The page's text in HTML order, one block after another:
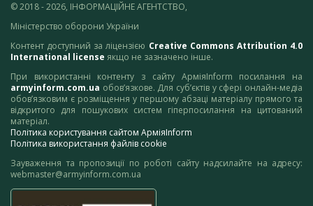
© 2018 - 2026, ІНФОРМАЦІЙНЕ АГЕНТСТВО,
Міністерство оборони України
Контент доступний за ліцензією Creative Commons Attribution 4.0
International license якщо не зазначено інше.
При використанні контенту з сайту АрміяInform посилання на
armyinform.com.ua обов’язкове. Для суб’єктів у сфері онлайн-медіа
обов’язковим є розміщення у першому абзаці матеріалу прямого та
відкритого для пошукових систем гіперпосилання на цитований
матеріал.
Політика користування сайтом АрміяInform
Політика використання файлів cookie
Зауваження та пропозиції по роботі сайту надсилайте на адресу:
webmaster@armyinform.com.ua